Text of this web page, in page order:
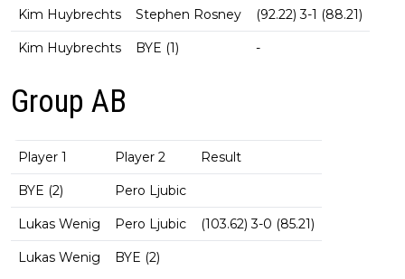
Kim Huybrechts Stephen Rosney (92.22) 3-1 (88.21)
Kim Huybrechts BYE (1) -
Group AB
Player 1 Player 2 Result
BYE (2) Pero Ljubic
Lukas Wenig Pero Ljubic (103.62) 3-0 (85.21)
Lukas Wenig BYE (2)